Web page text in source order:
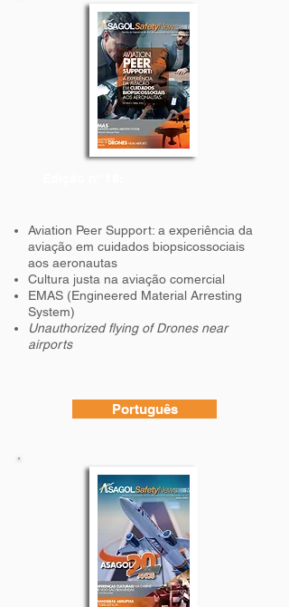
Aviation Peer Support: a experiência da
aviação em cuidados biopsicossociais
aos aeronautas
Cultura justa na aviação comercial
EMAS (Engineered Material Arresting
System)
Unauthorized flying of Drones near
airports
Português